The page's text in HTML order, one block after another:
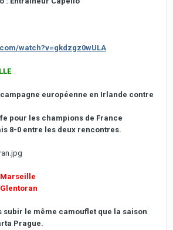
watch?v=gkdzgz0wULA
européenne en Irlande contre
pour les champions de France
8-0 entre les deux rencontres.
Marseille
subir le même camouflet que la saison
Prague.